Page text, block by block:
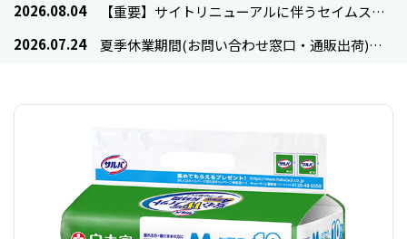
2026.08.04
【重要】サイトリニューアルに伴うセイムス通販のご利用について
2026.07.24
夏季休業期間(お問い合わせ窓口・通販出荷)のお知らせ